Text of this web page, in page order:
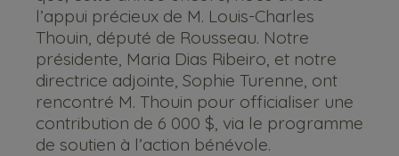
l’appui précieux de M. Louis-Charles
Thouin, député de Rousseau. Notre
présidente, Maria Dias Ribeiro, et notre
directrice adjointe, Sophie Turenne, ont
rencontré M. Thouin pour officialiser une
contribution de 6 000 $, via le programme
de soutien à l’action bénévole.